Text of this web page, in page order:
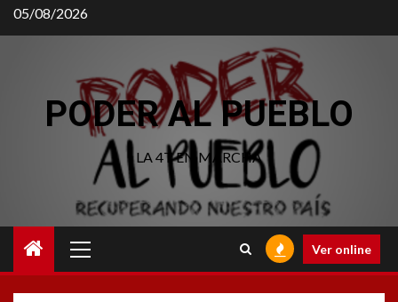
Saltar
al
05/08/2026
PODER AL PUEBLO
LA 4T EN MARCHA
principal
Ver online